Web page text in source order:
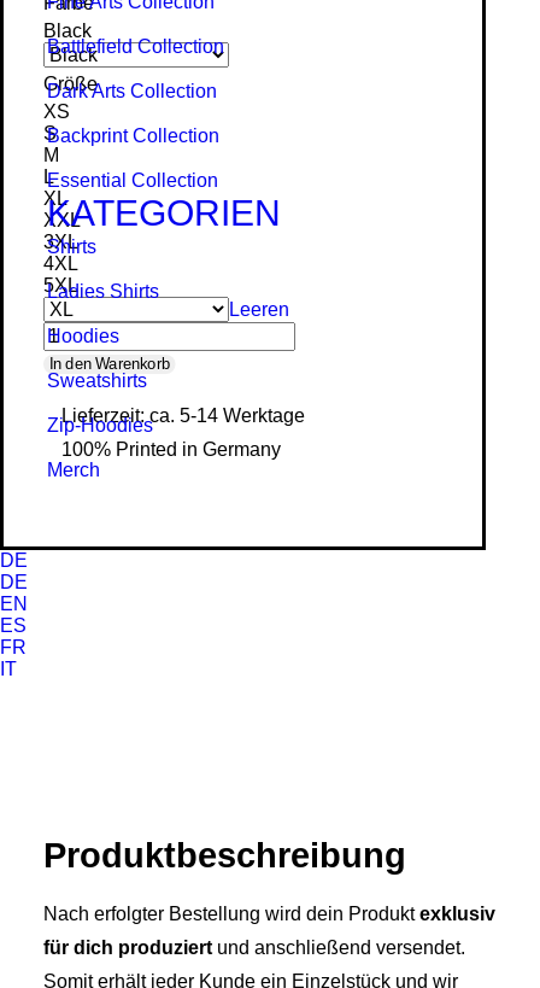
Battlefield Collection
Dark Arts Collection
Backprint Collection
Essential Collection
KATEGORIEN
Shirts
Ladies Shirts
Hoodies
Sweat­shirts
Zip-Hoodies
Merch
DE
DE
EN
ES
FR
IT
Black
Größe
XS
S
M
L
XL
XXL
3XL
4XL
5XL
Leeren
Bestia
Noctis
-
Organic
In den Warenkorb
Lieferzeit: ca. 5-14 Werktage
100% Printed in Germany
Produkt­­beschreibung
Nach erfolgter Bestellung wird dein Produktexklusiv
für dich produziert und anschließend versendet.
Somit erhält jeder Kunde ein Einzelstück und wir